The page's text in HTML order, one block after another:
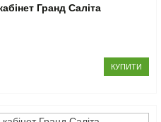
Гранд Саліта
КУПИТИ